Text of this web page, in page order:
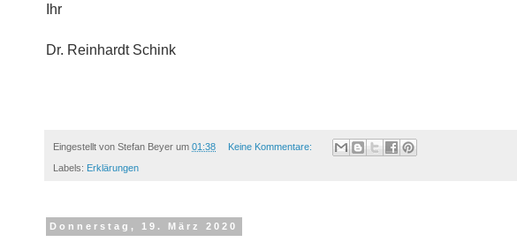
Ihr
Dr. Reinhardt Schink
Eingestellt von Stefan Beyer um 01:38 Keine Kommentare:
Labels: Erklärungen
Donnerstag, 19. März 2020